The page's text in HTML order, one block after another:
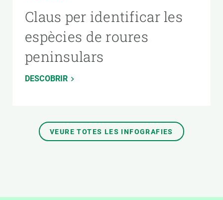
Claus per identificar les
espècies de roures
peninsulars
DESCOBRIR
VEURE TOTES LES INFOGRAFIES